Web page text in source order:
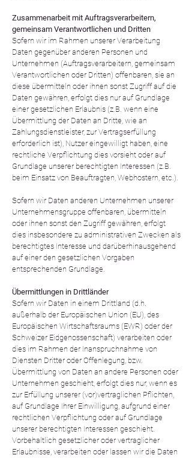
Zusammenarbeit mit Auftragsverarbeitern,
gemeinsam Verantwortlichen und Dritten
Sofern wir im Rahmen unserer Verarbeitung
Daten gegenüber anderen Personen und
Unternehmen (Auftragsverarbeitern, gemeinsam
Verantwortlichen oder Dritten) offenbaren, sie an
diese übermitteln oder ihnen sonst Zugriff auf die
Daten gewähren, erfolgt dies nur auf Grundlage
einer gesetzlichen Erlaubnis (z.B. wenn eine
Übermittlung der Daten an Dritte, wie an
Zahlungsdienstleister, zur Vertragserfüllung
erforderlich ist), Nutzer eingewilligt haben, eine
rechtliche Verpflichtung dies vorsieht oder auf
Grundlage unserer berechtigten Interessen (z.B.
beim Einsatz von Beauftragten, Webhostern, etc.).
Sofern wir Daten anderen Unternehmen unserer
Unternehmensgruppe offenbaren, übermitteln
oder ihnen sonst den Zugriff gewähren, erfolgt
dies insbesondere zu administrativen Zwecken als
berechtigtes Interesse und darüberhinausgehend
auf einer den gesetzlichen Vorgaben
entsprechenden Grundlage.
Übermittlungen in Drittländer
Sofern wir Daten in einem Drittland (d.h.
außerhalb der Europäischen Union (EU), des
Europäischen Wirtschaftsraums (EWR) oder der
Schweizer Eidgenossenschaft) verarbeiten oder
dies im Rahmen der Inanspruchnahme von
Diensten Dritter oder Offenlegung, bzw.
Übermittlung von Daten an andere Personen oder
Unternehmen geschieht, erfolgt dies nur, wenn es
zur Erfüllung unserer (vor)vertraglichen Pflichten,
auf Grundlage Ihrer Einwilligung, aufgrund einer
rechtlichen Verpflichtung oder auf Grundlage
unserer berechtigten Interessen geschieht.
Vorbehaltlich gesetzlicher oder vertraglicher
Erlaubnisse, verarbeiten oder lassen wir die Daten